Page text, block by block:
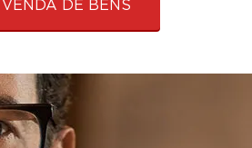
DE BENS